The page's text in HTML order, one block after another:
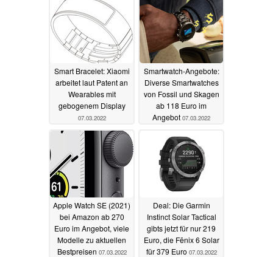
21.03.2022
Smart Bracelet: Xiaomi
arbeitet laut Patent an
Wearables mit
gebogenem Display
07.03.2022
Smartwatch-Angebote:
Diverse Smartwatches
von Fossil und Skagen
ab 118 Euro im
Angebot 07.03.2022
Apple Watch SE (2021)
bei Amazon ab 270
Euro im Angebot, viele
Modelle zu aktuellen
Bestpreisen 07.03.2022
Deal: Die Garmin
Instinct Solar Tactical
gibts jetzt für nur 219
Euro, die Fēnix 6 Solar
für 379 Euro 07.03.2022